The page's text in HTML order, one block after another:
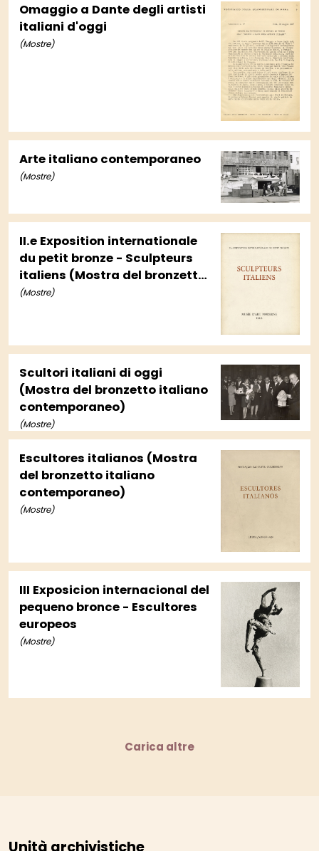
Omaggio a Dante degli artisti
italiani d'oggi
(Mostre)
Arte italiano contemporaneo
(Mostre)
II.e Exposition internationale
du petit bronze - Sculpteurs
italiens (Mostra del bronzetto
italiano contemporaneo)
(Mostre)
Scultori italiani di oggi
(Mostra del bronzetto italiano
contemporaneo)
(Mostre)
Escultores italianos (Mostra
del bronzetto italiano
contemporaneo)
(Mostre)
III Exposicion internacional del
pequeno bronce - Escultores
europeos
(Mostre)
Carica altre